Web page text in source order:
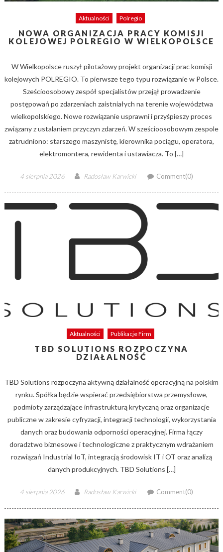
Aktualności Polregio
NOWA ORGANIZACJA PRACY KOMISJI
KOLEJOWEJ POLREGIO W WIELKOPOLSCE
W Wielkopolsce ruszył pilotażowy projekt organizacji prac komisji
kolejowych POLREGIO. To pierwsze tego typu rozwiązanie w Polsce.
Sześcioosobowy zespół specjalistów przejął prowadzenie
postępowań po zdarzeniach zaistniałych na terenie województwa
wielkopolskiego. Nowe rozwiązanie usprawni i przyśpieszy proces
związany z ustalaniem przyczyn zdarzeń. W sześcioosobowym zespole
zatrudniono: starszego maszynistę, kierownika pociągu, operatora,
elektromontera, rewidenta i ustawiacza. To […]
Posted
4 sierpnia 2026 Author
Radosław Karwicki Comment(0)
Aktualności Publikacje Firm
TBD SOLUTIONS ROZPOCZYNA
DZIAŁALNOŚĆ
TBD Solutions rozpoczyna aktywną działalność operacyjną na polskim
rynku. Spółka będzie wspierać przedsiębiorstwa przemysłowe,
podmioty zarządzające infrastrukturą krytyczną oraz organizacje
publiczne w zakresie cyfryzacji, integracji technologii, wykorzystania
danych oraz budowania odporności operacyjnej. Firma łączy
doradztwo biznesowe i technologiczne z praktycznym wdrażaniem
rozwiązań Industrial IoT, integracją środowisk IT i OT oraz analizą
danych produkcyjnych. TBD Solutions […]
Posted
4 sierpnia 2026 Author
Radosław Karwicki Comment(0)